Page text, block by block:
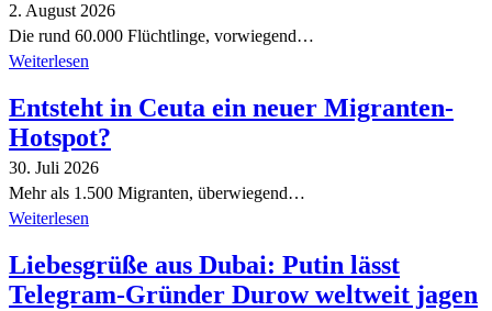
2. August 2026
Die rund 60.000 Flüchtlinge, vorwiegend…
Weiterlesen
Entsteht in Ceuta ein neuer Migranten-
Hotspot?
30. Juli 2026
Mehr als 1.500 Migranten, überwiegend…
Weiterlesen
Liebesgrüße aus Dubai: Putin lässt
Telegram-Gründer Durow weltweit jagen